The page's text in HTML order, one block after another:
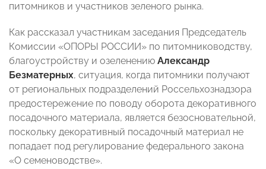
питомников и участников зеленого рынка.
Как рассказал участникам заседания Председатель
Комиссии «ОПОРЫ РОССИИ» по питомниководству,
благоустройству и озеленению Александр
Безматерных, ситуация, когда питомники получают
от региональных подразделений Россельхознадзора
предостережение по поводу оборота декоративного
посадочного материала, является безосновательной,
поскольку декоративный посадочный материал не
попадает под регулирование федерального закона
«О семеноводстве».